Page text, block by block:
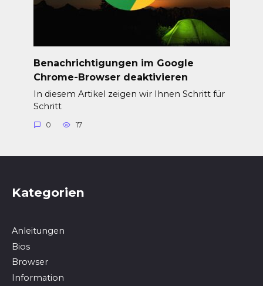
Benachrichtigungen im Google
Chrome-Browser deaktivieren
In diesem Artikel zeigen wir Ihnen Schritt für
Schritt
0 17
Kategorien
Anleitungen
Bios
Browser
In­for­ma­ti­on